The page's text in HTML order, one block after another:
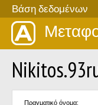
Βάση δεδομένων
Πραγματικό όνομα: